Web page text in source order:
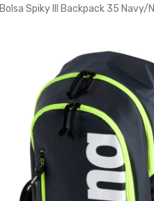
Bolsa Spiky III Backpack 35 Navy/